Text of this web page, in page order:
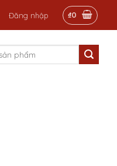
Đăng nhập ₫0